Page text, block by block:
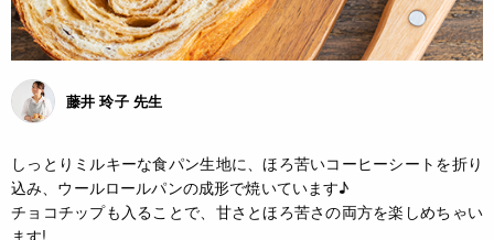
藤井 玲子 先生
しっとりミルキーな食パン生地に、ほろ苦いコーヒーシートを折り
込み、ウールロールパンの成形で焼いています♪
チョコチップも入ることで、甘さとほろ苦さの両方を楽しめちゃい